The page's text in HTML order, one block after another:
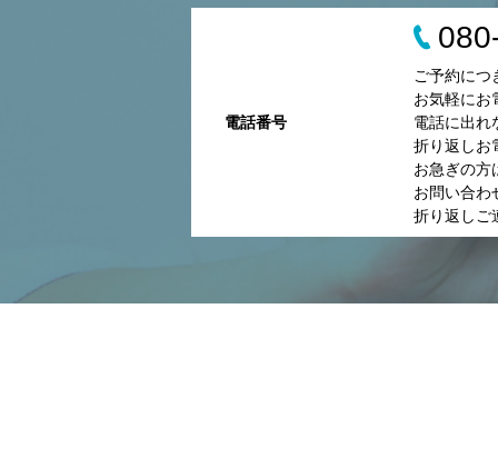
電話番号
ご予約につ
お気軽にお
電話に出れ
折り返しお
お急ぎの方
お問い合わ
折り返しご